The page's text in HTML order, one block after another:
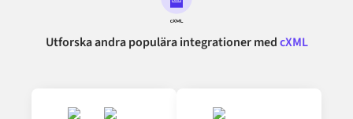
Utforska andra populära integrationer medcXML